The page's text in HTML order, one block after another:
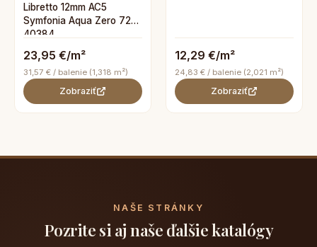
Libretto 12mm AC5
Symfonia Aqua Zero 72h
40384
23,95 €/m²
31,57 € / balenie (1,318 m²)
Zobraziť
12,29 €/m²
24,83 € / balenie (2,021 m²)
Zobraziť
NAŠE STRÁNKY
Pozrite si aj naše ďalšie katalógy